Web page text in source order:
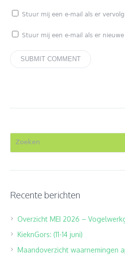
Stuur mij een e-mail als er
Stuur mij een e-mail als er
Recente berichten
Overzicht MEI 2026 –
KieknGors: (11-14 juni)
Maandoverzicht waarnemingen